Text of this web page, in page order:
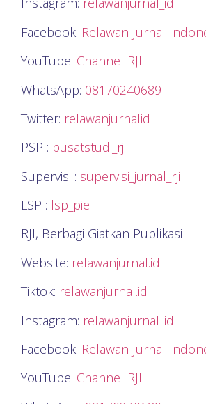
Facebook: Relawan Jurnal
YouTube: Channel RJI
WhatsApp: 08170240689
Twitter: relawanjurnalid
PSPI: pusatstudi_rji
Supervisi : supervisi_jurnal_rji
LSP : lsp_pie
RJI, Berbagi Giatkan Publikasi
Website: relawanjurnal.id
Tiktok: relawanjurnal.id
Instagram: relawanjurnal_id
Facebook: Relawan Jurnal
YouTube: Channel RJI